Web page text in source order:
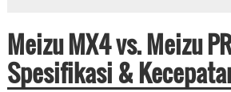
Meizu MX4 vs. Meizu
Spesifikasi &